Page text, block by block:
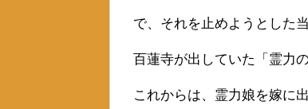
で、それを止めようとした
百蓮寺が出していた「霊力
これからは、霊力娘を嫁に